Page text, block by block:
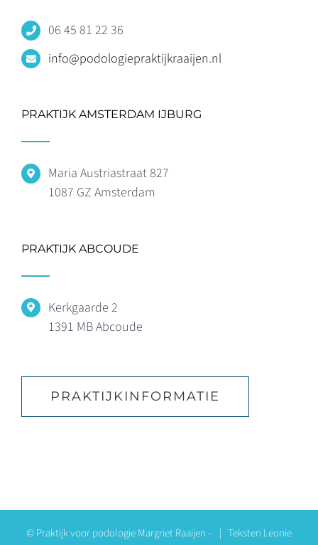
06 45 81 22 36
info@podologiepraktijkraaijen.nl
PRAKTIJK AMSTERDAM IJBURG
Maria Austriastraat 827
1087 GZ Amsterdam
PRAKTIJK ABCOUDE
Kerkgaarde 2
1391 MB Abcoude
PRAKTIJKINFORMATIE
© Praktijk voor podologie Margriet Raaijen - | Teksten Leonie